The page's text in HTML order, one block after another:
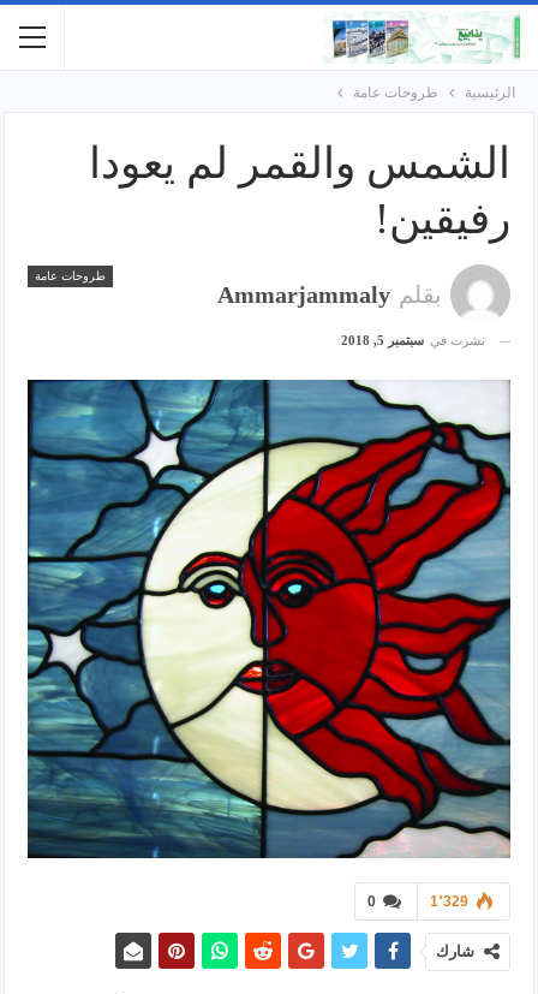
الرئيسية طروحات عامة
الشمس والقمر لم يعودا
رفيقين!
طروحات عامة
بقلم Ammarjammaly
نشرت في سبتمبر 5, 2018
0 1٬329
شارك